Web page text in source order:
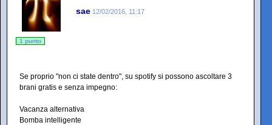
sae 12/02/2016, 11:17
1 punto
Se proprio "non ci state dentro", su spotify si possono ascoltare 3
brani gratis e senza impegno:
Vacanza alternativa
Bomba intelligente